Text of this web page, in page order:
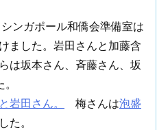
ンガポール和僑会準備室は
ました。岩田さんと加藤含
は坂本さん、斉藤さん、坂
岩田さん。 梅さんは泡盛
た。